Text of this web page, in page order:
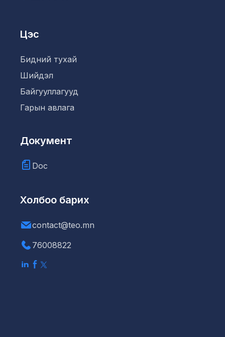
Цэс
Бидний тухай
Шийдэл
Байгууллагууд
Гарын авлага
Документ
Doc
Холбоо барих
contact@teo.mn
76008822